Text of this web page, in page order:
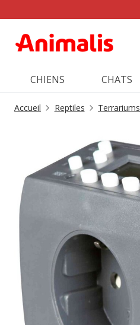
CHIENS CHATS
Accueil Reptiles Terrariums